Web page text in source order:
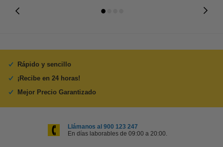
Rápido y sencillo
¡Recibe en 24 horas!
Mejor Precio Garantizado
Llámanos al 900 123 247
En días laborables de 09:00 a 20:00.